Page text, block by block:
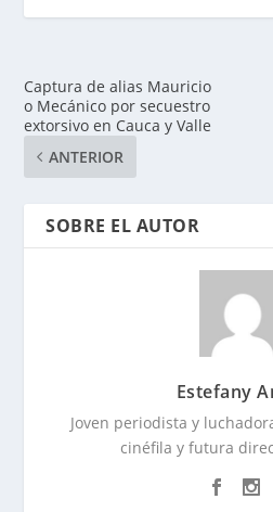
Captura de alias Mauricio
o Mecánico por secuestro
extorsivo en Cauca y Valle
ANTERIOR
SOBRE EL AUTOR
Estefany
Joven periodista y
cinéfila y futura